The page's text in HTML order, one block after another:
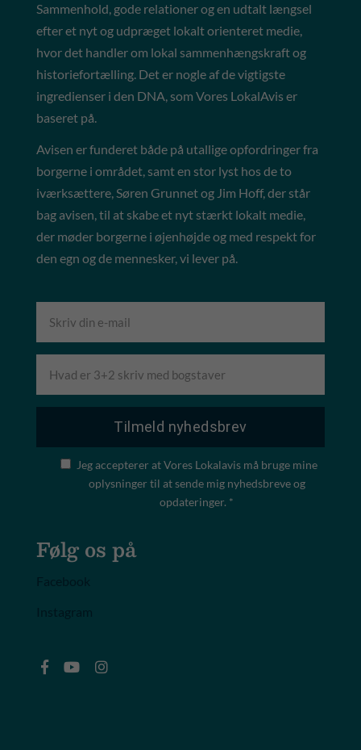
Sammenhold, gode relationer og en udtalt længsel
efter et nyt og udpræget lokalt orienteret medie,
hvor det handler om lokal sammenhængskraft og
historiefortælling. Det er nogle af de vigtigste
ingredienser i den DNA, som Vores LokalAvis er
baseret på.
Avisen er funderet både på utallige opfordringer fra
borgerne i området, samt en stor lyst hos de to
iværksættere, Søren Grunnet og Jim Hoff, der står
bag avisen, til at skabe et nyt stærkt lokalt medie,
der møder borgerne i øjenhøjde og med respekt for
den egn og de mennesker, vi lever på.
Jeg accepterer at Vores Lokalavis må bruge mine
oplysninger til at sende mig nyhedsbreve og
opdateringer. *
Følg os på